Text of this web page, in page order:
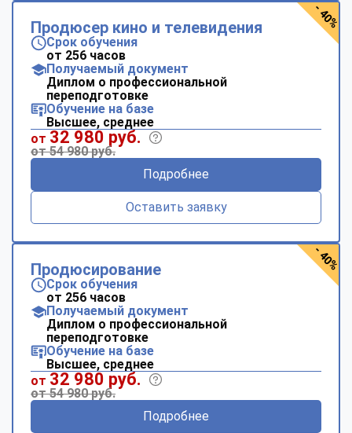
Продюсер кино и телевидения
Срок обучения
от 256 часов
Получаемый документ
Диплом о профессиональной
переподготовке
Обучение на базе
Высшее, среднее
от 32 980 руб.
от 54 980 руб.
Подробнее
Оставить заявку
- 40%
Продюсирование
Срок обучения
от 256 часов
Получаемый документ
Диплом о профессиональной
переподготовке
Обучение на базе
Высшее, среднее
от 32 980 руб.
от 54 980 руб.
Подробнее
- 40%